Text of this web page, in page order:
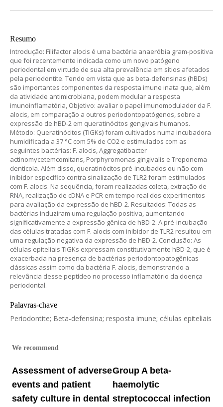
Resumo
Introdução: Filifactor alocis é uma bactéria anaeróbia gram-positiva
que foi recentemente indicada como um novo patógeno
periodontal em virtude de sua alta prevalência em sítios afetados
pela periodontite. Tendo em vista que as beta-defensinas (hBDs)
são importantes componentes da resposta imune inata que, além
da atividade antimicrobiana, podem modular a resposta
imunoinflamatória, Objetivo: avaliar o papel imunomodulador da F.
alocis, em comparação a outros periodontopatógenos, sobre a
expressão de hBD-2 em queratinócitos gengivais humanos.
Método: Queratinócitos (TIGKs) foram cultivados numa incubadora
humidificada a 37 °C com 5% de CO2 e estimulados com as
seguintes bactérias: F. alocis, Aggregatibacter
actinomycetemcomitans, Porphyromonas gingivalis e Treponema
denticola. Além disso, queratinócitos pré-incubados ou não com
inibidor específico contra sinalização de TLR2 foram estimulados
com F. alocis. Na sequência, foram realizadas coleta, extração de
RNA, realização de cDNA e PCR em tempo real dos experimentos
para avaliação da expressão de hBD-2. Resultados: Todas as
bactérias induziram uma regulação positiva, aumentando
significativamente a expressão gênica de hBD-2. A pré-incubação
das células tratadas com F. alocis com inibidor de TLR2 resultou em
uma regulação negativa da expressão de hBD-2. Conclusão: As
células epiteliais TIGKs expressam constitutivamente hBD-2, que é
exacerbada na presença de bactérias periodontopatogênicas
clássicas assim como da bactéria F. alocis, demonstrando a
relevância desse peptídeo no processo inflamatório da doença
periodontal.
Palavras-chave
Periodontite; Beta-defensina; resposta imune; células epiteliais
We recommend
Assessment of adverse
events and patient
safety culture in dental
Group A beta-
haemolytic
streptococcal infection